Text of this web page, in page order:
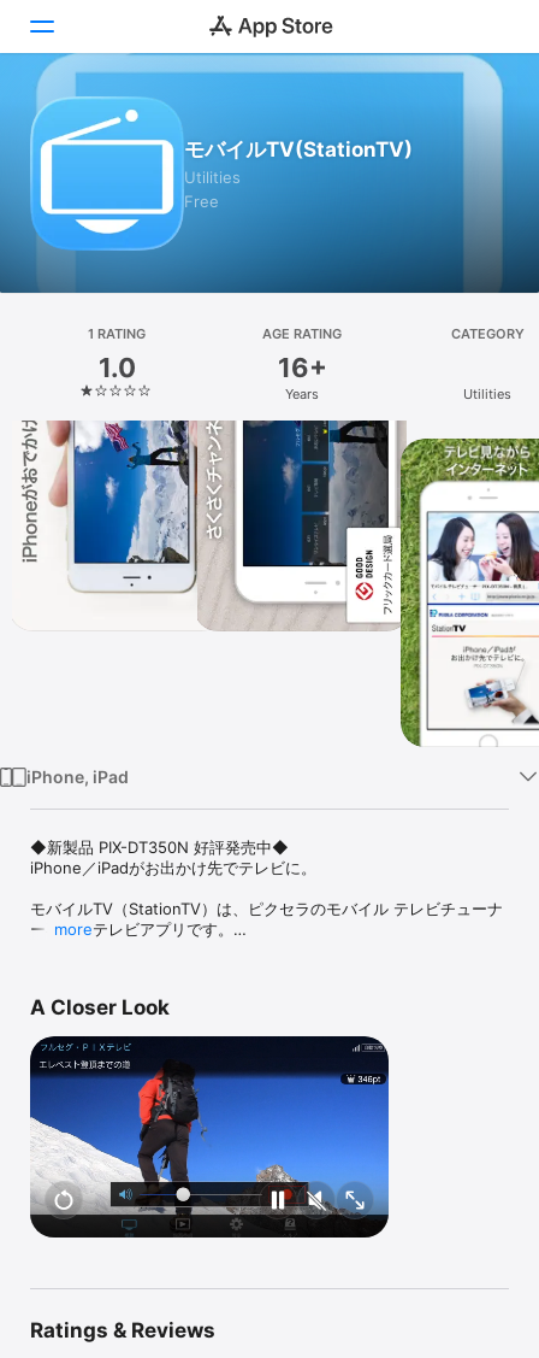
Today
Apps
Platform
iPhone
iPad
Mac
モバイルTV(StationTV)
Utilities
Free
1 RATING
1.0
AGE RATING
16+
Years
CATEGORY
Utilities
iPhone, iPad
◆新製品 PIX-DT350N 好評発売中◆
iPhone／iPadがお出かけ先でテレビに。
モバイルTV（StationTV）は、ピクセラのモバイル テレビチューナ
ー専用のテレビアプリです。
【主な機能】
◎ 「視聴ランキング」で話題の番組を見逃さない
◎ ワンタップで「すぐ録」、スマホに番組を残しておける（PIX-
DT350-PL1は除く）
◎ 受信状態に合わせて、フルセグ／ワンセグを自動で切り換え
◎ フリック、タップでかんたん選局
◎ 画面を分割して、テレビを見ながらインターネット (ながら見モ
ード)
◎ 画面に対する映像の表示サイズを切り換え (ズーム切換)
※ 本アプリのみでは視聴できません。
【対応機種】
PIX-DT350N…
more
A Closer Look
Ratings & Reviews